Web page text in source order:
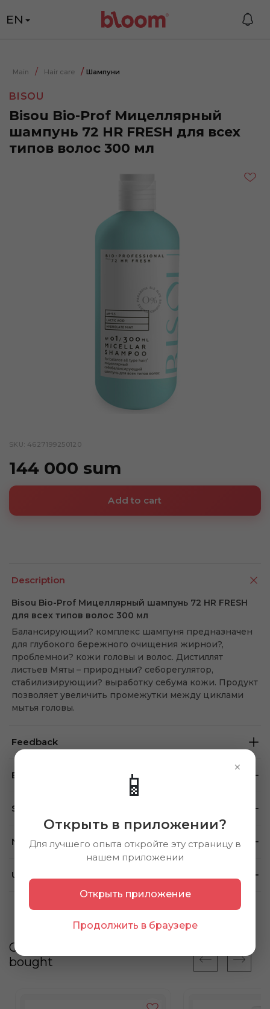
×
📱
Открыть в приложении?
Для лучшего опыта откройте эту страницу в
нашем приложении
Открыть приложение
Продолжить в браузере
EN
Main Hair care Шампуни
BISOU
Bisou Bio-Prof Мицеллярный
шампунь 72 HR FRESH для всех
типов волос 300 мл
SKU: 4627199250120
144 000 sum
Add to cart
Description
Bisou Bio-Prof Мицеллярный шампунь 72 HR FRESH
для всех типов волос 300 мл
Балансирующии? комплекс шампуня предназначен
для глубокого бережного очищения жирнои?,
проблемнои? кожи головы и волос. Дистиллят
листьев Мяты – природныи? себорегулятор,
стабилизирующии? выработку себума кожи. Продукт
позволяет увеличить промежутки между циклами
мытья головы.
Feedback
Brand
Store availability
Note
Using method
Customers also
bought